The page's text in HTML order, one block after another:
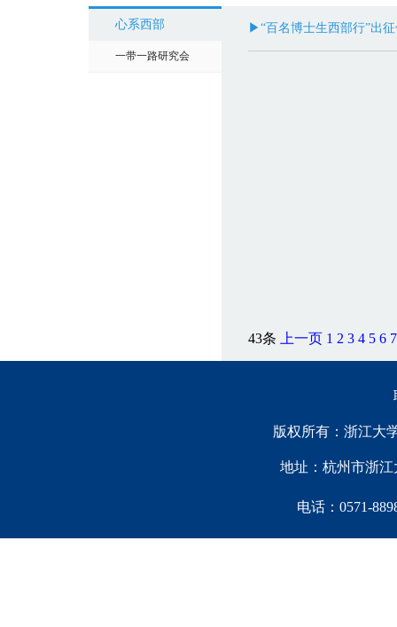
心系西部
一带一路研究会
▶“百名博士生西部行”出
43条 上一页 1 2 3 4 5 6 7
版权所有：浙江大
地址：杭州市浙江
电话：0571-